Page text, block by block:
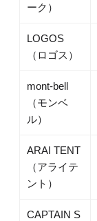
ーク）
LOGOS
（ロゴス）
mont-bell
（モンベ
ル）
ARAI TENT
（アライテ
ント）
CAPTAIN S